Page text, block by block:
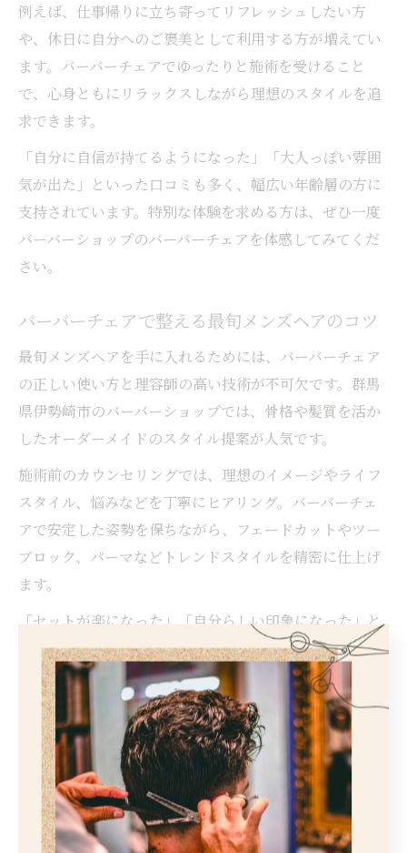
例えば、仕事帰りに立ち寄ってリフレッシュしたい方
や、休日に自分へのご褒美として利用する方が増えてい
ます。バーバーチェアでゆったりと施術を受けること
で、心身ともにリラックスしながら理想のスタイルを追
求できます。
「自分に自信が持てるようになった」「大人っぽい雰囲
気が出た」といった口コミも多く、幅広い年齢層の方に
支持されています。特別な体験を求める方は、ぜひ一度
バーバーショップのバーバーチェアを体感してみてくだ
さい。
バーバーチェアで整える最旬メンズヘアのコツ
最旬メンズヘアを手に入れるためには、バーバーチェア
の正しい使い方と理容師の高い技術が不可欠です。群馬
県伊勢崎市のバーバーショップでは、骨格や髪質を活か
したオーダーメイドのスタイル提案が人気です。
施術前のカウンセリングでは、理想のイメージやライフ
スタイル、悩みなどを丁寧にヒアリング。バーバーチェ
アで安定した姿勢を保ちながら、フェードカットやツー
ブロック、パーマなどトレンドスタイルを精密に仕上げ
ます。
「セットが楽になった」「自分らしい印象になった」と
いった声も多く、忙しいビジネスマンやお洒落に敏感な
方にも最適です。バーバーチェアの活用で、納得のいく
最旬メンズヘアを実現しましょう。
ビジネスに映えるヘアを望むなら
この場所で